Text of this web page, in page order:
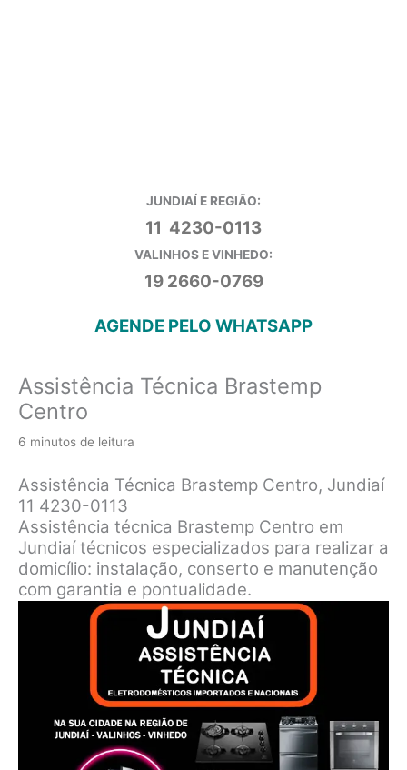
JUNDIAÍ E REGIÃO:
11 4230-0113
VALINHOS E VINHEDO:
19 2660-0769
AGENDE PELO WHATSAPP
Assistência Técnica Brastemp
Centro
6 minutos de leitura
Assistência Técnica Brastemp Centro, Jundiaí
11 4230-0113
Assistência técnica Brastemp Centro em
Jundiaí técnicos especializados para realizar a
domicílio: instalação, conserto e manutenção
com garantia e pontualidade.